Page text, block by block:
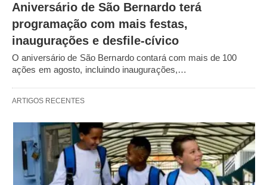
Aniversário de São Bernardo terá
programação com mais festas,
inaugurações e desfile-cívico
O aniversário de São Bernardo contará com mais de 100
ações em agosto, incluindo inaugurações,…
ARTIGOS RECENTES